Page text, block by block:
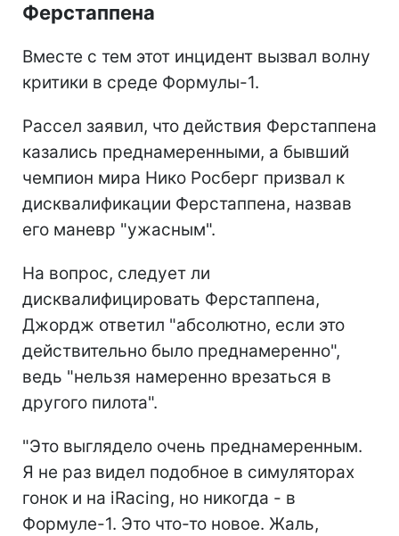
Ферстаппена
Вместе с тем этот инцидент вызвал волну
критики в среде Формулы-1.
Рассел заявил, что действия Ферстаппена
казались преднамеренными, а бывший
чемпион мира Нико Росберг призвал к
дисквалификации Ферстаппена, назвав
его маневр "ужасным".
На вопрос, следует ли
дисквалифицировать Ферстаппена,
Джордж ответил "абсолютно, если это
действительно было преднамеренно",
ведь "нельзя намеренно врезаться в
другого пилота".
"Это выглядело очень преднамеренным.
Я не раз видел подобное в симуляторах
гонок и на iRacing, но никогда - в
Формуле-1. Это что-то новое. Жаль,